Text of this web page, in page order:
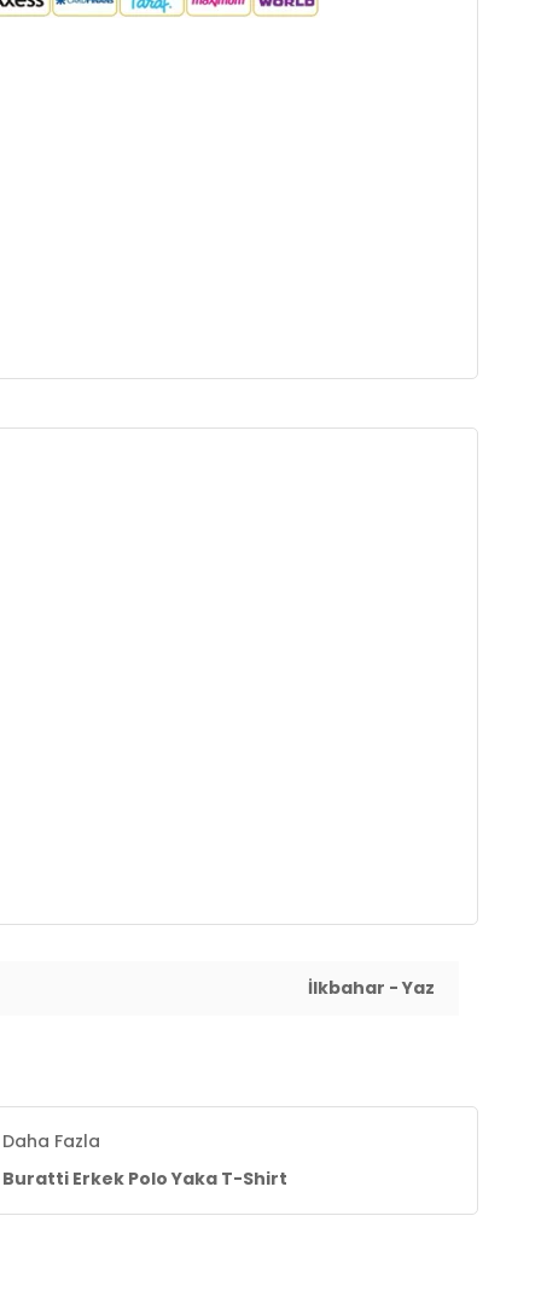
İlkbahar - Yaz
Daha Fazla
Buratti Erkek Polo Yaka T-Shirt